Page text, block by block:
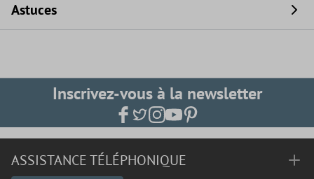
Astuces
Inscrivez-vous à la newsletter
ASSISTANCE TÉLÉPHONIQUE